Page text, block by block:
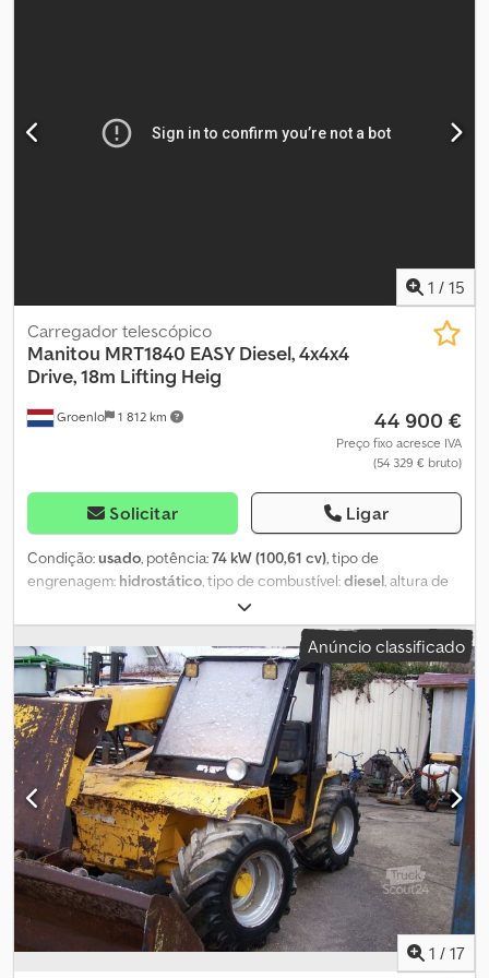
engates rápidos, sistema de iluminação conforme STVZO, cabine
completa com aquecimento, controle remoto por rádio, linha de
1 / 15
Groenlo 1 812 km
Carregador telescópico
Manitou MRT1840 EASY Diesel, 4x4x4
Drive, 18m Lifting Heig
44 900 €
Preço fixo acresce IVA
(54 329 € bruto)
Solicitar Ligar
Condição:usado, potência:74 kW (100,61 cv), tipo de
engrenagem: hidrostático, tipo de combustível:diesel, altura de
, Ano de fabrico:
kg Marca do motor: Perkins Capacidade de elevação: 4.000 kg
Dimensões do compartimento de carga: 627 x 242 x 299 cm
Velocidade máxima: 25 km/h Dsdpexwi I Ajfx Abnswa Número de
série: 760054 Estado dos pneus dianteiros: 50% Estado dos
pneus traseiros: 50% Para mais informações, entre em contato
com a PFEIFER GROUP.
Anúncio classificado
1 / 17